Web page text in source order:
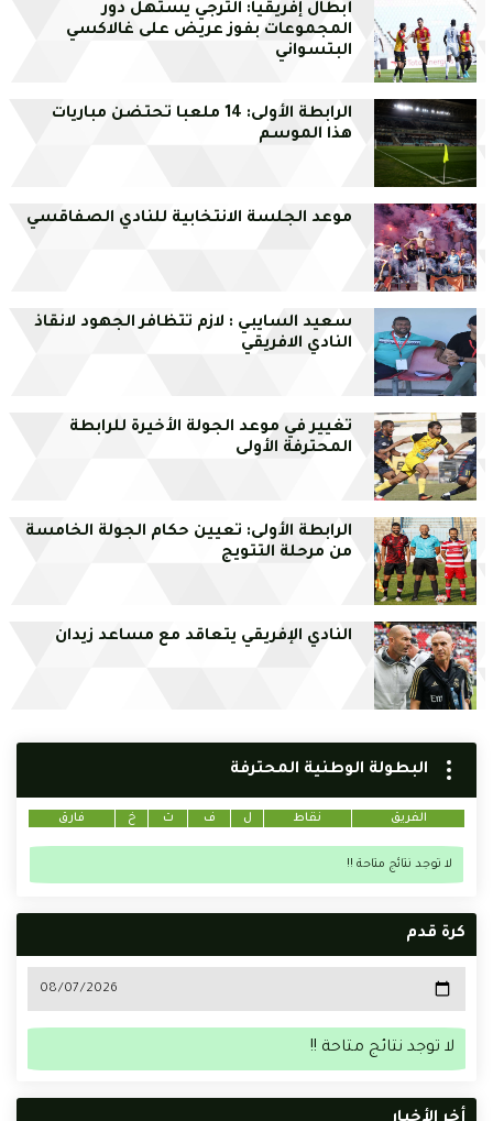
أبطال إفريقيا: الترجي يستهل دور
المجموعات بفوز عريض على غالاكسي
البتسواني
الرابطة الأولى: 14 ملعبا تحتضن مباريات
هذا الموسم
موعد الجلسة الانتخابية للنادي الصفاقسي
سعيد السايبي : لازم تتظافر الجهود لانقاذ
النادي الافريقي
تغيير في موعد الجولة الأخيرة للرابطة
المحترفة الأولى
الرابطة الأولى: تعيين حكام الجولة الخامسة
من مرحلة التتويج
النادي الإفريقي يتعاقد مع مساعد زيدان
البطولة الوطنية المحترفة
الفريق نقاط ل ف ت خ فارق
لا توجد نتائج متاحة !!
كرة قدم
لا توجد نتائج متاحة !!